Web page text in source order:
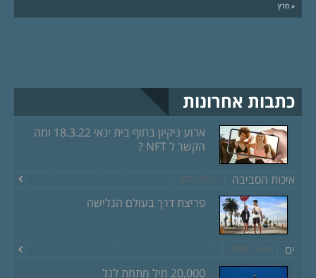
« מרץ
כתבות אחרונות
ארוע ניקיון בחוף בית ינאי 18.3.22 ומה
הקשר ל NFT ?
איכות הסביבה מרץ 8, 2022
פריצת דרך בעולם הגלישה
ים יוני 18, 2020
20,000 מיל מתחת לגל